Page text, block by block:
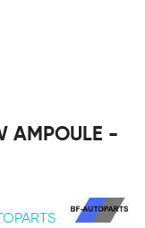
AMPOULE -